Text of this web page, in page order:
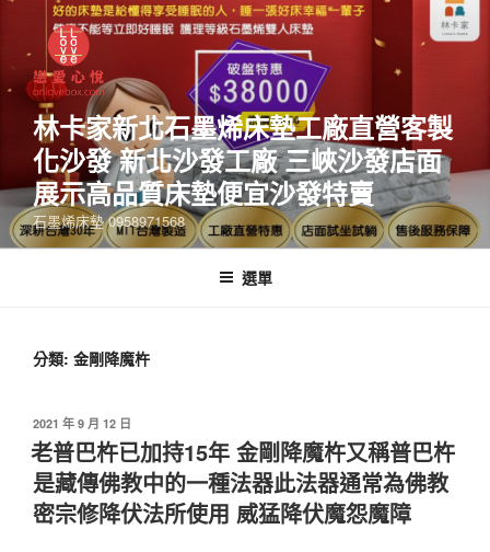
林卡家新北石墨烯床墊工廠直營客製
化沙發 新北沙發工廠 三峽沙發店面
展示高品質床墊便宜沙發特賣
石墨烯床墊 0958971568
選單
分類: 金剛降魔杵
2021 年 9 月 12 日
老普巴杵已加持15年 金剛降魔杵又稱普巴杵
是藏傳佛教中的一種法器此法器通常為佛教
密宗修降伏法所使用 威猛降伏魔怨魔障